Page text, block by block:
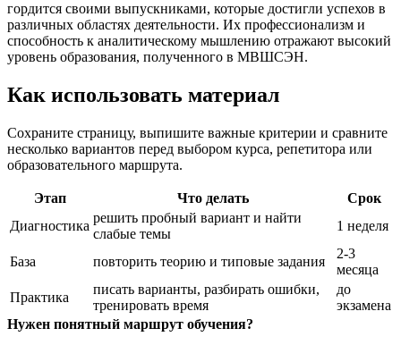
гордится своими выпускниками, которые достигли успехов в
различных областях деятельности.​ Их профессионализм и
способность к аналитическому мышлению отражают высокий
уровень образования, полученного в МВШСЭН.​
Как использовать материал
Сохраните страницу, выпишите важные критерии и сравните
несколько вариантов перед выбором курса, репетитора или
образовательного маршрута.
Этап Что делать
Срок
Диагностика
решить пробный вариант и найти
слабые темы
1 неделя
База повторить теорию и типовые задания
2-3
месяца
Практика
писать варианты, разбирать ошибки,
тренировать время
до
экзамена
Нужен понятный маршрут обучения?